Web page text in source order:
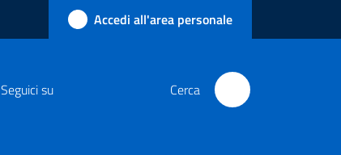
Accedi all'area personale
Seguici su Cerca